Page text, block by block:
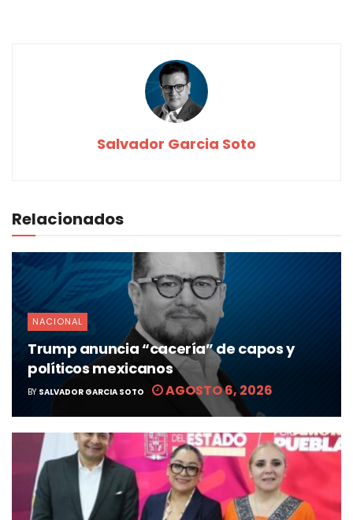
Salvador Garcia Soto
Relacionados
NACIONAL
Trump anuncia “cacería” de capos y
políticos mexicanos
BY SALVADOR GARCIA SOTO AGOSTO 6, 2026